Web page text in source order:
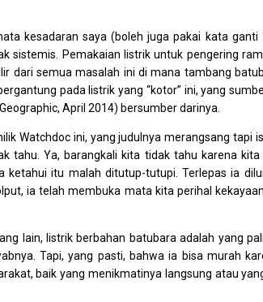
kesadaran saya (boleh juga pakai kata ganti
sistemis. Pemakaian listrik untuk pengering
dari semua masalah ini di mana tambang
pada listrik yang “kotor” ini, yang
April 2014) bersumber darinya.
Watchdoc ini, yang judulnya merangsang tapi
tahu. Ya, barangkali kita tidak tahu karena
ketahui itu malah ditutup-tutupi. Terlepas ia
ia telah membuka mata kita perihal
lain, listrik berbahan batubara adalah yang
Tapi, yang pasti, bahwa ia bisa murah
baik yang menikmatinya langsung atau